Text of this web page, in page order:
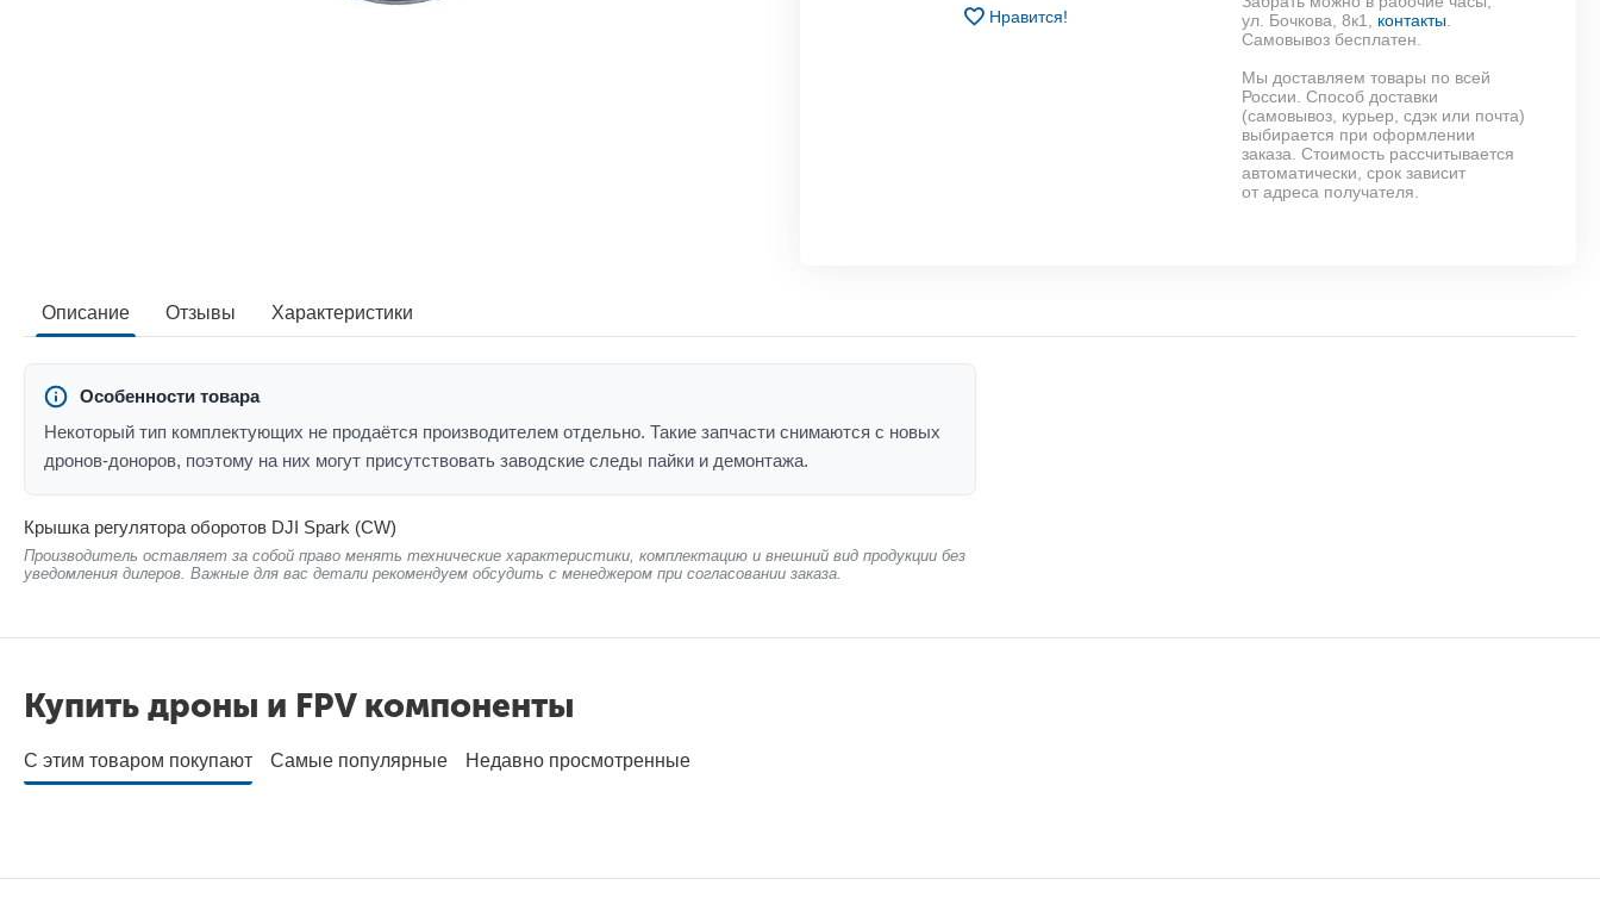
Нравится!
ул. Бочкова, 8к1, контакты
Самовывоз бесплатен.
Мы доставляем товары по всей
России. Способ доставки
(самовывоз, курьер, сдэк или почта)
выбирается при оформлении
заказа. Стоимость рассчитывается
автоматически, срок зависит
от адреса получателя.
Описание Отзывы Характеристики
Особенности товара
Некоторый тип комплектующих не продаётся производителем отдельно. Такие запчасти снимаются с новых
дронов-доноров, поэтому на них могут присутствовать заводские следы пайки и демонтажа.
Крышка регулятора оборотов DJI Spark (CW)
Производитель оставляет за собой право менять технические характеристики, комплектацию и внешний вид продукции без
уведомления дилеров. Важные для вас детали рекомендуем обсудить с менеджером при согласовании заказа.
Купить дроны и FPV компоненты
С этим товаром покупают Самые популярные Недавно просмотренные